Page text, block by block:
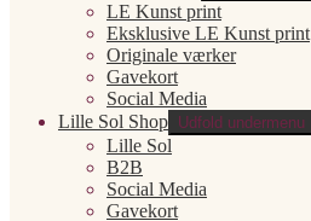
LE Kunst print
Eksklusive LE Kunst print
Originale værker
Gavekort
Social Media
Lille Sol Shop Udfold undermenu
Lille Sol
B2B
Social Media
Gavekort